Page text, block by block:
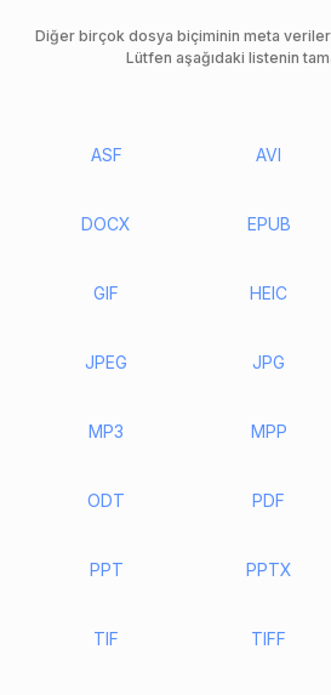
Diğer birçok dosya biçiminin meta
Lütfen aşağıdaki listenin
ASF AVI
DOCX EPUB
GIF HEIC
JPEG JPG
MP3 MPP
ODT PDF
PPT PPTX
TIF TIFF